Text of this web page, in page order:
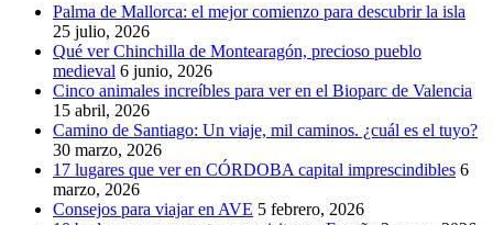
Palma de Mallorca: el mejor comienzo para descubrir la isla
25 julio, 2026
Qué ver Chinchilla de Montearagón, precioso pueblo
medieval 6 junio, 2026
Cinco animales increíbles para ver en el Bioparc de Valencia
15 abril, 2026
Camino de Santiago: Un viaje, mil caminos. ¿cuál es el tuyo?
30 marzo, 2026
17 lugares que ver en CÓRDOBA capital imprescindibles 6
marzo, 2026
Consejos para viajar en AVE 5 febrero, 2026